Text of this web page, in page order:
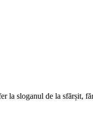
la sloganul de la sfărșit,